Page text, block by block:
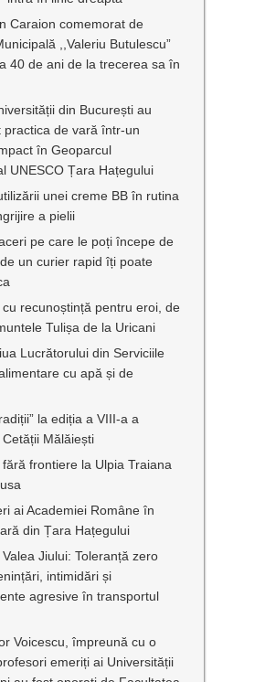
Caraion comemorat de
,,Valeriu Butulescu”
40 de ani de la trecerea sa în
din București au
practica de vară într-un
în Geoparcul
UNESCO Țara Hațegului
unei creme BB în rutina
a pielii
pe care le poți începe de
un curier rapid îți poate
recunoștință pentru eroi, de
Tulișa de la Uricani
Lucrătorului din Serviciile
cu apă și de
la ediția a VIII-a a
Mălăiești
frontiere la Ulpia Traiana
ai Academiei Române în
din Țara Hațegului
Jiului: Toleranță zero
intimidări și
agresive în transportul
Voicescu, împreună cu o
emeriți ai Universității